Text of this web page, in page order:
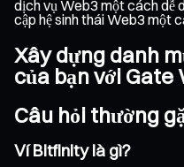
dịch vụ Web3 một cách dễ
cập hệ sinh thái Web3 một
Xây dựng danh
của bạn với Gate
Câu hỏi thường
Ví Bitfinity là gì?